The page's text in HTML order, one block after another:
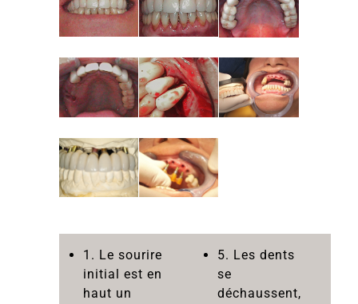
1. Le sourire
initial est en
haut un
5. Les dents
se
déchaussent,